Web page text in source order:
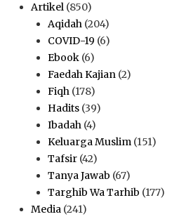
Artikel (850)
Aqidah (204)
COVID-19 (6)
Ebook (6)
Faedah Kajian (2)
Fiqh (178)
Hadits (39)
Ibadah (4)
Keluarga Muslim (151)
Tafsir (42)
Tanya Jawab (67)
Targhib Wa Tarhib (177)
Media (241)